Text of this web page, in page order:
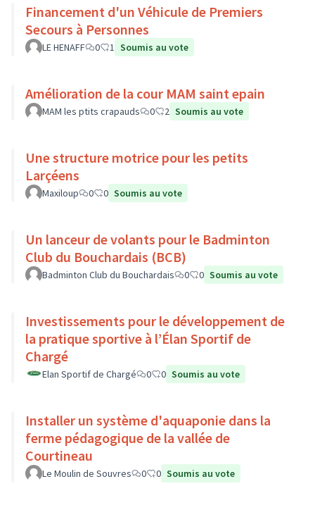
Financement d'un Véhicule de Premiers
Secours à Personnes
LE HENAFF 0 1 Soumis au vote
Amélioration de la cour MAM saint epain
MAM les ptits crapauds 0 2 Soumis au vote
Une structure motrice pour les petits
Larçéens
Maxiloup 0 0 Soumis au vote
Un lanceur de volants pour le Badminton
Club du Bouchardais (BCB)
Badminton Club du Bouchardais 0 0 Soumis au vote
Investissements pour le développement de
la pratique sportive à l’Élan Sportif de
Chargé
Elan Sportif de Chargé 0 0 Soumis au vote
Installer un système d'aquaponie dans la
ferme pédagogique de la vallée de
Courtineau
Le Moulin de Souvres 0 0 Soumis au vote